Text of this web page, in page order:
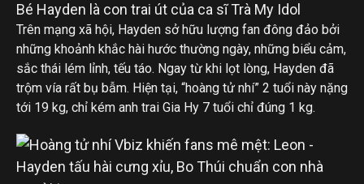
Bé Hayden là con trai út của ca sĩ Trà My Idol
Trên mạng xã hội, Hayden sở hữu lượng fan đông đảo bởi
những khoảnh khắc hài hước thường ngày, những biểu cảm,
sắc thái lém lỉnh, tếu táo. Ngay từ khi lọt lòng, Hayden đã
trộm vía rất bụ bẫm. Hiện tại, “hoàng tử nhí” 2 tuổi này nặng
tới 19 kg, chỉ kém anh trai Gia Hy 7 tuổi chỉ đúng 1 kg.